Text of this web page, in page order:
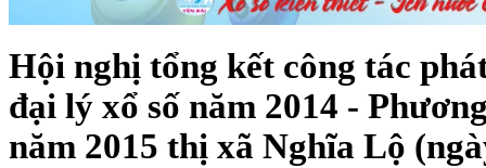
Hội nghị tổng kết công tác
đại lý xổ số năm 2014 -
năm 2015 thị xã Nghĩa Lộ